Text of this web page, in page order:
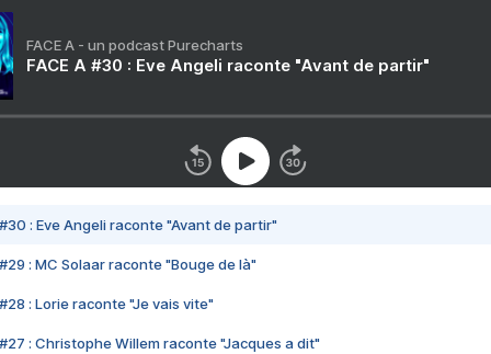
FACE A - un podcast Purecharts
FACE A #30 : Eve Angeli raconte "Avant de partir"
#30 : Eve Angeli raconte "Avant de partir"
#29 : MC Solaar raconte "Bouge de là"
#28 : Lorie raconte "Je vais vite"
#27 : Christophe Willem raconte "Jacques a dit"